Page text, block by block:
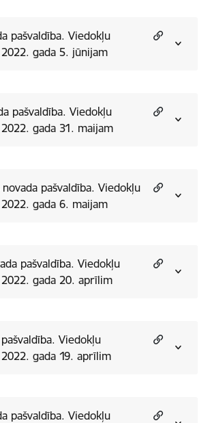
pašvaldība. Viedokļu
gada 5. jūnijam
pašvaldība. Viedokļu
gada 31. maijam
novada pašvaldība. Viedokļu
gada 6. maijam
pašvaldība. Viedokļu
gada 20. aprīlim
Viedokļu
gada 19. aprīlim
pašvaldība. Viedokļu